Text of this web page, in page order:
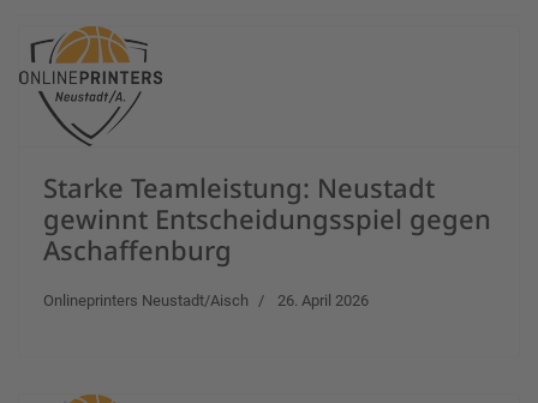
Starke Teamleistung: Neustadt
gewinnt Entscheidungsspiel gegen
Aschaffenburg
Onlineprinters Neustadt/Aisch 26. April 2026